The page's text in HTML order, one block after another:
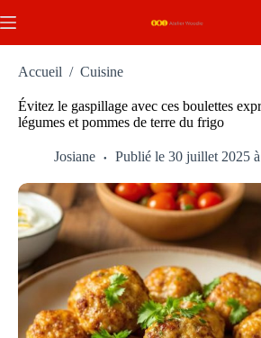
au
Accueil / Cuisine
Évitez le gaspillage avec ces boulettes
légumes et pommes de terre du frigo
Josiane Publié le 30 juillet 2025